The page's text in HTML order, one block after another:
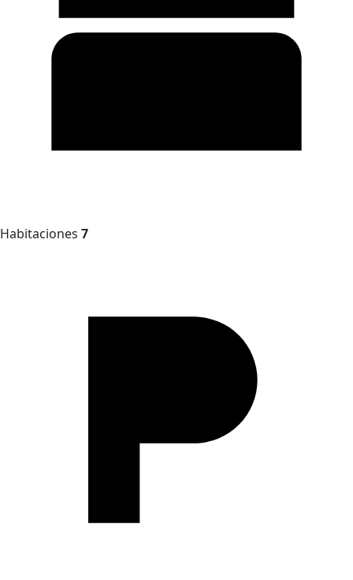
Habitaciones 7